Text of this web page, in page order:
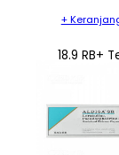
+
18.9 RB+